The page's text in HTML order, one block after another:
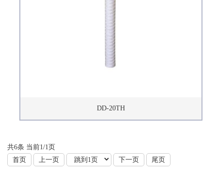
DD-20TH
共6条 当前1/1页
首页
上一页 下一页 尾页